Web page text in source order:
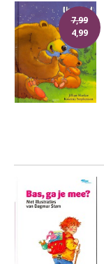
7,99
4,99